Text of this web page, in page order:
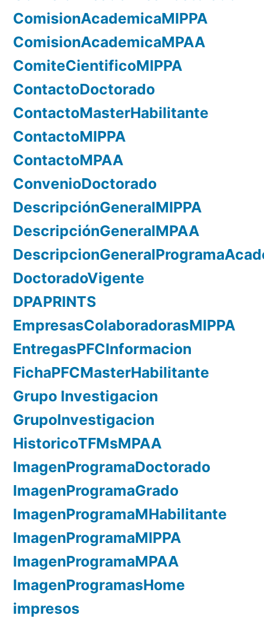
ComisionAcademicaMIPPA
ComisionAcademicaMPAA
ComiteCientificoMIPPA
ContactoDoctorado
ContactoMasterHabilitante
ContactoMIPPA
ContactoMPAA
ConvenioDoctorado
DescripciónGeneralMIPPA
DescripciónGeneralMPAA
DoctoradoVigente
DPAPRINTS
EmpresasColaboradorasMIPPA
EntregasPFCInformacion
FichaPFCMasterHabilitante
Grupo Investigacion
GrupoInvestigacion
HistoricoTFMsMPAA
ImagenProgramaDoctorado
ImagenProgramaGrado
ImagenProgramaMHabilitante
ImagenProgramaMIPPA
ImagenProgramaMPAA
ImagenProgramasHome
impresos